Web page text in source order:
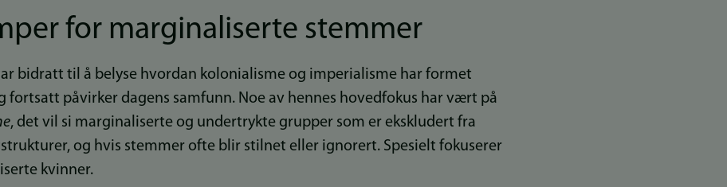
for marginaliserte stemmer
bidratt til å belyse hvordan kolonialisme og imperialisme har formet
fortsatt påvirker dagens samfunn. Noe av hennes hovedfokus har vært på
, det vil si marginaliserte og undertrykte grupper som er ekskludert fra
og hvis stemmer ofte blir stilnet eller ignorert. Spesielt fokuserer
kvinner.